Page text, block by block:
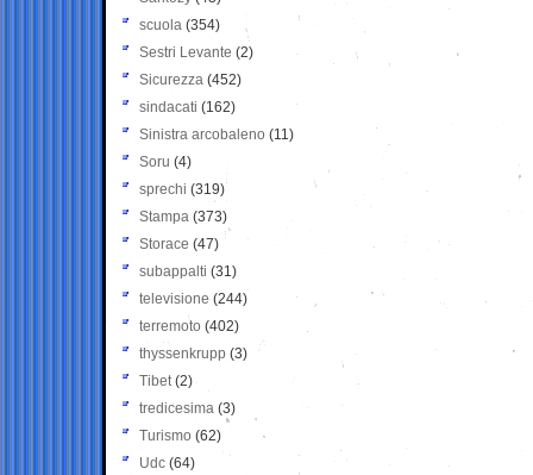
scuola (354)
Sestri Levante (2)
Sicurezza (452)
sindacati (162)
Sinistra arcobaleno (11)
Soru (4)
sprechi (319)
Stampa (373)
Storace (47)
subappalti (31)
televisione(244)
terremoto (402)
thyssenkrupp (3)
Tibet(2)
tredicesima (3)
Turismo (62)
Udc (64)